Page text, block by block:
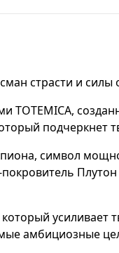
страсти и силы
TOTEMICA,
подчеркнет
символ
амбициозные